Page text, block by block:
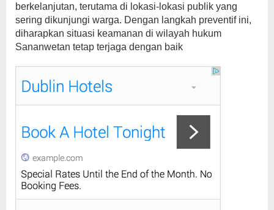
berkelanjutan, terutama di lokasi-lokasi publik yang
sering dikunjungi warga. Dengan langkah preventif ini,
diharapkan situasi keamanan di wilayah hukum
Sananwetan tetap terjaga dengan baik